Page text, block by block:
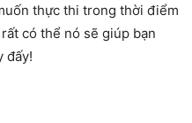
thực thi trong thời điểm
có thể nó sẽ giúp bạn
đấy!